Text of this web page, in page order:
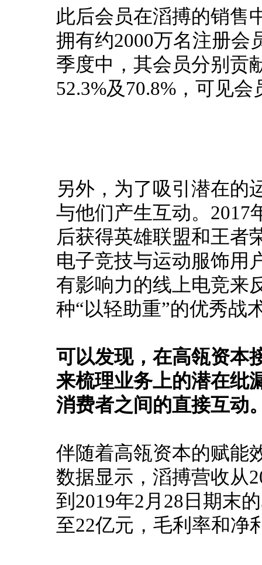
此后会员在滔搏的销售
拥有约2000万名注册会
季度中，其会员分别贡
52.3%及70.8%，可见
另外，为了吸引潜在的
与他们产生互动。 2017
后获得英雄联盟和王者
电子竞技与运动服饰用
有影响力的线上电竞来
种“以轻助重”的优秀战
可以发现，在高瓴资本
来梳理业务上的潜在纰
消费者之间的直接互动
伴随着高瓴资本的赋能
数据显示，滔搏营收从
到2019年2月28日期末
至22亿元，毛利率和净